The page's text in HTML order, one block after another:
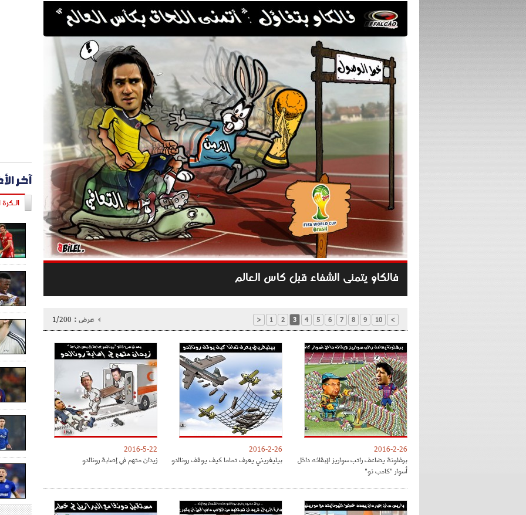
فالكاو يتمنى الشفاء قبل كاس العالم
< 1 2 3 4 5 6 7 8 9 10 > عرض : 1/200
2016-2-26
برشلونة يضاعف راتب سواريز لإبقائه داخل
أسوار "كامب نو"
2016-2-26
بيليغريني يعرف تماما كيف يوقف رونالدو
2016-5-22
زيدان متهم في إصابة رونالدو
آخر
الـكرة